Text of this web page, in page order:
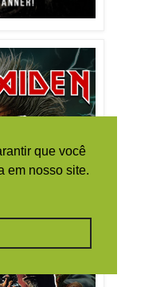
que você
em nosso site.